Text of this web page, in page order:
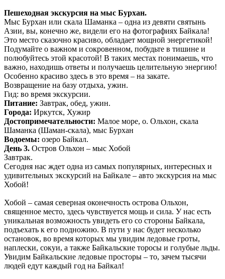
Пешеходная экскурсия на мыс Бурхан.
Мыс Бурхан или скала Шаманка – одна из девяти святынь
Азии, вы, конечно же, видели его на фотографиях Байкала!
Это место сказочно красиво, обладает мощной энергетикой!
Подумайте о важном и сокровенном, побудьте в тишине и
полюбуйтесь этой красотой! В таких местах понимаешь, что
важно, находишь ответы и получаешь целительную энергию!
Особенно красиво здесь в это время – на закате.
Возвращение на базу отдыха, ужин.
Гид: во время экскурсии.
Питание: Завтрак, обед, ужин.
Города: Иркутск, Хужир
Достопримечательности: Малое море, о. Ольхон, скала
Шаманка (Шаман-скала), мыс Бурхан
Водоемы: озеро Байкал.
День 3. Остров Ольхон – мыс Хобой
Завтрак.
Сегодня нас ждет одна из самых популярных, интересных и
удивительных экскурсий на Байкале – авто экскурсия на мыс
Хобой!
Хобой – самая северная оконечность острова Ольхон,
священное место, здесь чувствуется мощь и сила. У нас есть
уникальная возможность увидеть его со стороны Байкала,
подъехать к его подножию. В пути у нас будет несколько
остановок, во время которых мы увидим ледовые гроты,
наплески, сокуи, а также Байкальские торосы и голубые льды.
Увидим Байкальские ледовые просторы – то, зачем тысячи
людей едут каждый год на Байкал!